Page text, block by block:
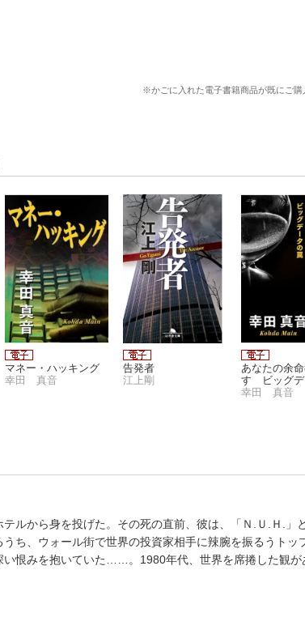
※かごに入れた電子書籍商品が既にご購
マネー・ハッキング
幸田 真音
告発者
江上剛
あなたの余命
す ビッグデ
罠
幸田 真音
ルから身を投げた。その死の直前、彼は、「Ｎ.Ｕ.Ｈ.」
ち、ウォール街で世界の投資家相手に辣腕を振るうト
い恨みを抱いていた……。1980年代、世界を席捲した観